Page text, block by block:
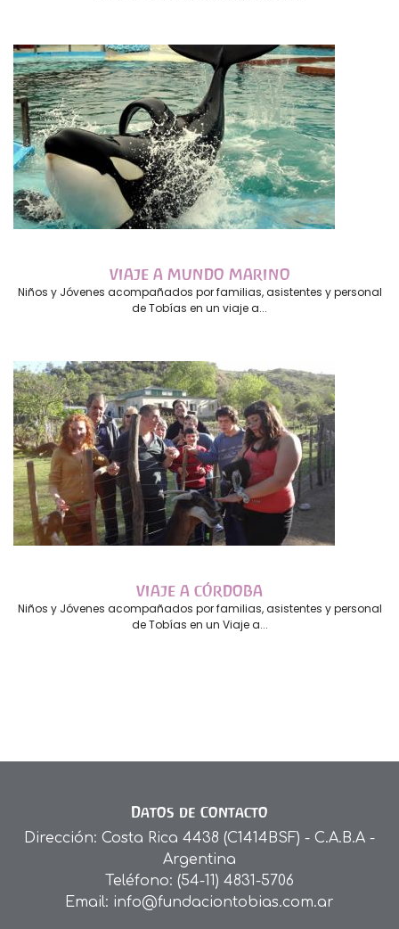
VIAJE A MUNDO MARINO
Niños y Jóvenes acompañados por familias, asistentes y personal
de Tobías en un viaje a...
VIAJE A CÓRDOBA
Niños y Jóvenes acompañados por familias, asistentes y personal
de Tobías en un Viaje a...
Datos de Contacto
Dirección: Costa Rica 4438 (C1414BSF) - C.A.B.A -
Argentina
Teléfono: (54-11) 4831-5706
Email: info@fundaciontobias.com.ar